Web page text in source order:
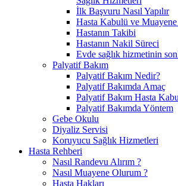
İlk Başvuru Nasıl Yapılır
Hasta Kabulü ve
Hastanın Takibi
Hastanın Nakil Süreci
Evde sağlık hizmetinin
Palyatif Bakım
Palyatif Bakım Nedir?
Palyatif Bakımda Amaç
Palyatif Bakım Hasta
Palyatif Bakımda Yöntem
Gebe Okulu
Diyaliz Servisi
Koruyucu Sağlık Hizmetleri
Hasta Rehberi
Nasıl Randevu Alırım ?
Nasıl Muayene Olurum ?
Hasta Hakları